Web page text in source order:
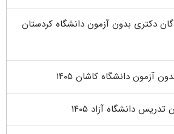
دکتری بدون آزمون دانشگاه کردستان
دانشگاه کاشان ۱۴۰۵
دانشگاه آزاد ۱۴۰۵